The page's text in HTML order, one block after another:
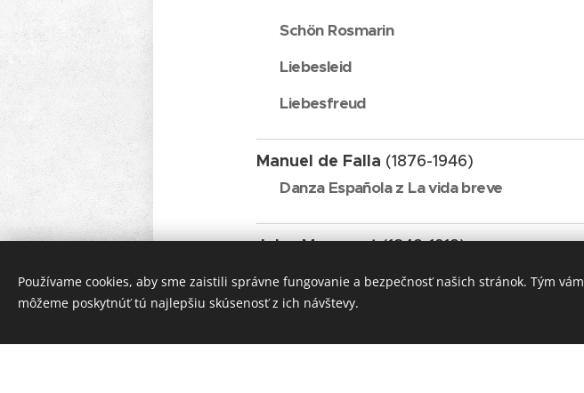
Schön Rosmarin
Liebesleid
Liebesfreud
Manuel de Falla (1876-1946)
Danza Española z La vida breve
Jules Massenet(1842-1912)
Thais
Používame cookies, aby sme zaistili správne fungovanie a bezpečnosť našich stránok. Tým vám
môžeme poskytnúť tú najlepšiu skúsenosť z ich návštevy.